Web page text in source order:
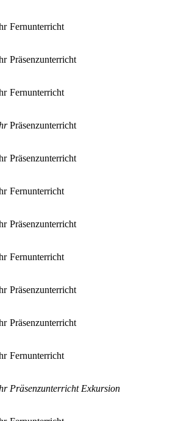
Fernunterricht
Präsenzunterricht
Fernunterricht
Präsenzunterricht
Präsenzunterricht
Fernunterricht
Präsenzunterricht
Fernunterricht
Präsenzunterricht
Präsenzunterricht
Fernunterricht
Präsenzunterricht Exkursion